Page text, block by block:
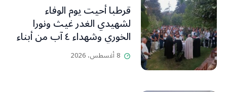
قرطبا أحيت يوم الوفاء
لشهيدي الغدر غيث ونورا
الخوري وشهداء ٤ آب من أبناء
البلدة.. كارين الخوري افرام: لقد
كان بيتنا، بوجود والدي، ينبض
8 أغسطس، 2026